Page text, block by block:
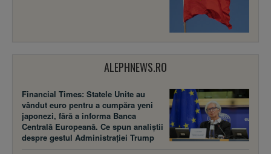
ALEPHNEWS.RO
Financial Times: Statele Unite au
vândut euro pentru a cumpăra yeni
japonezi, fără a informa Banca
Centrală Europeană. Ce spun analiștii
despre gestul Administrației Trump